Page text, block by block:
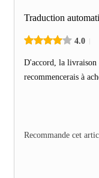
Traduction
4.0
D'accord, la livraison
recommencerais à
Recommande cet